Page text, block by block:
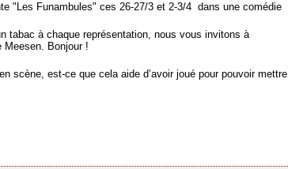
"Les Funambules" ces 26-27/3 et 2-3/4 dans une comédie
tabac à chaque représentation, nous vous invitons à
Meesen. Bonjour !
scène, est-ce que cela aide d’avoir joué pour pouvoir mettre